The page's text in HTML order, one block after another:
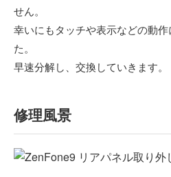
せん。
幸いにもタッチや表示などの動
た。
早速分解し、交換していきます。
修理風景